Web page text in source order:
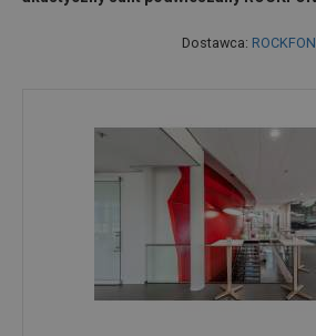
Dostawca: ROCKFON